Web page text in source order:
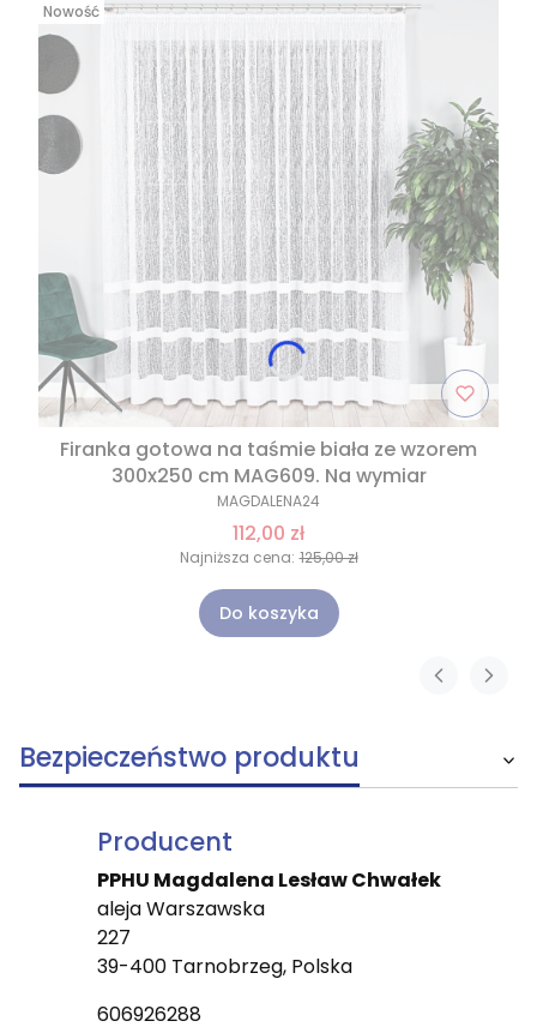
Nowość
Firanka gotowa na taśmie biała ze wzorem
300x250 cm MAG609. Na wymiar
MAGDALENA24
112,00 zł
Najniższa cena: 125,00 zł
Do koszyka
Bezpieczeństwo produktu
Producent
PPHU Magdalena Lesław Chwałek
aleja Warszawska
227
39-400 Tarnobrzeg, Polska
606926288